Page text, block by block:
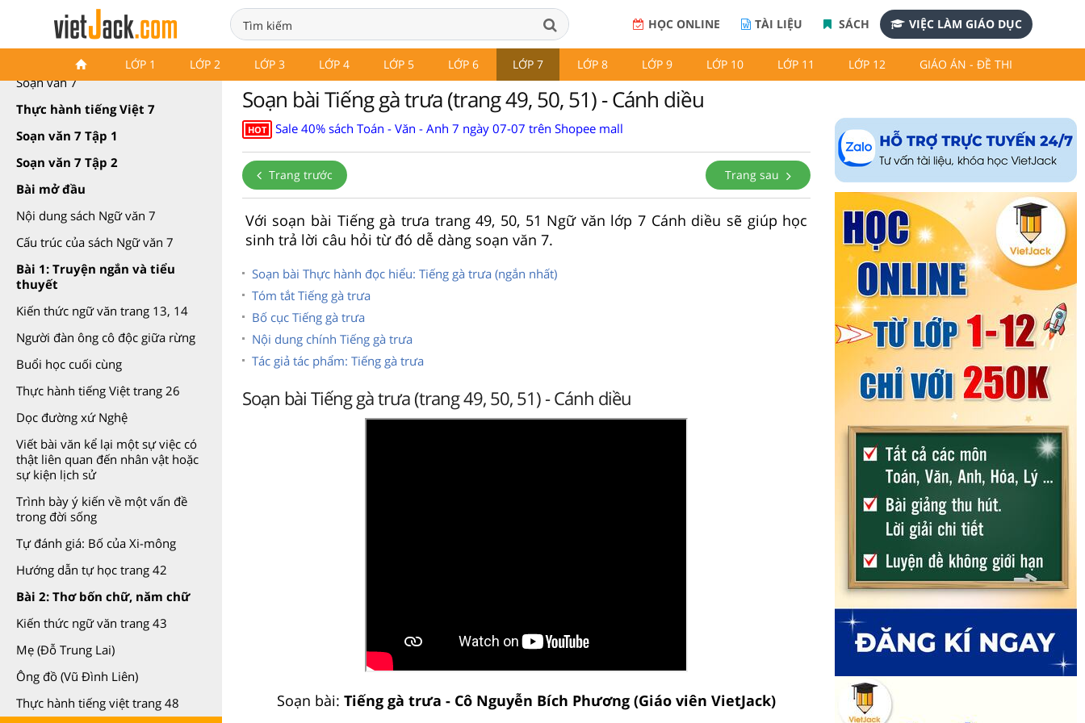
HỌC ONLINE TÀI LIỆU SÁCH VIỆC LÀM GIÁO DỤC
LỚP 1 LỚP 2 LỚP 3 LỚP 4 LỚP 5 LỚP 6 LỚP 7 LỚP 8 LỚP 9 LỚP 10 LỚP 11 LỚP 12 GIÁO ÁN - ĐỀ THI
Soạn văn 7 Cánh diều
Soạn văn 7
Thực hành tiếng Việt 7
Soạn văn 7 Tập 1
Soạn văn 7 Tập 2
Bài mở đầu
Nội dung sách Ngữ văn 7
Cấu trúc của sách Ngữ văn 7
Bài 1: Truyện ngắn và tiểu
thuyết
Kiến thức ngữ văn trang 13, 14
Người đàn ông cô độc giữa rừng
Buổi học cuối cùng
Thực hành tiếng Việt trang 26
Dọc đường xứ Nghệ
Viết bài văn kể lại một sự việc có
thật liên quan đến nhân vật hoặc
sự kiện lịch sử
Trình bày ý kiến về một vấn đề
trong đời sống
Tự đánh giá: Bố của Xi-mông
Hướng dẫn tự học trang 42
Bài 2: Thơ bốn chữ, năm chữ
Kiến thức ngữ văn trang 43
Mẹ (Đỗ Trung Lai)
Ông đồ (Vũ Đình Liên)
Thực hành tiếng việt trang 48
Soạn bài Tiếng gà trưa (trang 49, 50, 51) - Cánh diều
HOT Sale 40% sách Toán - Văn - Anh 7 ngày 07-07 trên Shopee mall
Trang trước Trang sau
Với soạn bài Tiếng gà trưa trang 49, 50, 51 Ngữ văn lớp 7 Cánh diều sẽ giúp học
sinh trả lời câu hỏi từ đó dễ dàng soạn văn 7.
Soạn bài Thực hành đọc hiểu: Tiếng gà trưa (ngắn nhất)
Tóm tắt Tiếng gà trưa
Bố cục Tiếng gà trưa
Nội dung chính Tiếng gà trưa
Tác giả tác phẩm: Tiếng gà trưa
Soạn bài Tiếng gà trưa (trang 49, 50, 51) - Cánh diều
Soạn bài: Tiếng gà trưa - Cô Nguyễn Bích Phương (Giáo viên VietJack)